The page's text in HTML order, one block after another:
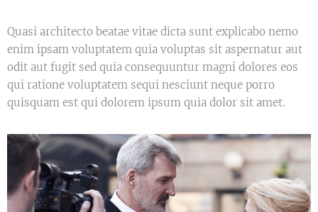
Quasi architecto beatae vitae dicta sunt explicabo nemo
enim ipsam voluptatem quia voluptas sit aspernatur aut
odit aut fugit sed quia consequuntur magni dolores eos
qui ratione voluptatem sequi nesciunt neque porro
quisquam est qui dolorem ipsum quia dolor sit amet.